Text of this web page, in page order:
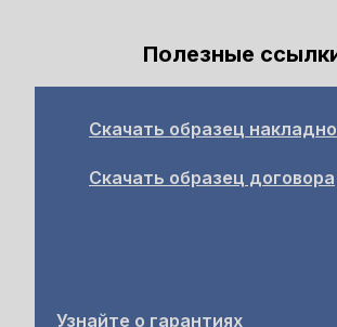
Полезные
Скачать образец
Скачать образец договора
Узнайте о гарантиях